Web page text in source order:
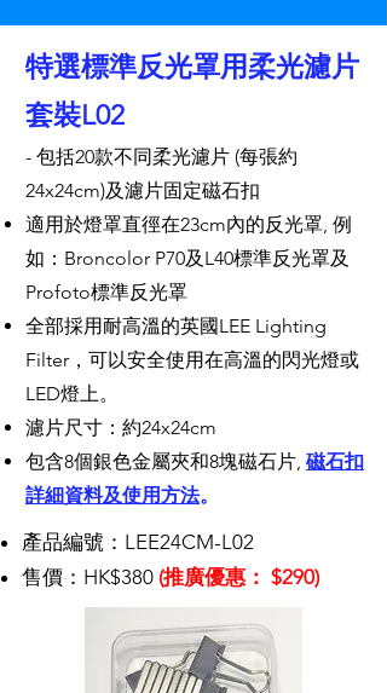
特選標準反光罩用柔光濾片
套裝L02
- 包括20款不同柔光濾片 (每張約
24x24cm)及濾片固定磁石扣
適用於燈罩直徑在23cm內的反光罩, 例
如：Broncolor P70及L40標準反光罩及
Profoto標準反光罩
全部採用耐高溫的英國LEE Lighting
Filter，可以安全使用在高溫的閃光燈或
LED燈上。
濾片尺寸：約24x24cm
包含8個銀色金屬夾和8塊磁石片, 磁石扣
詳細資料及使用方法。
產品編號：LEE24CM-L02
售價：HK$380 (推廣優惠： $290)